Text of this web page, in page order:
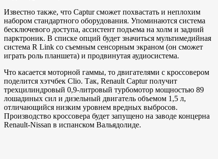
Известно также, что Captur сможет похвастать и неплохим
набором стандартного оборудования. Упоминаются система
бесключевого доступа, ассистент подъема на холм и задний
парктроник. В списке опций будет значиться мультимедийная
система R Link со съемным сенсорным экраном (он сможет
играть роль планшета) и продвинутая аудиосистема.
Что касается моторной гаммы, то двигателями с кроссовером
поделится хэтчбек Clio. Так, Renault Captur получит
трехцилиндровый 0,9-литровый турбомотор мощностью 89
лошадиных сил и дизельный двигатель объемом 1,5 л,
отличающийся низким уровнем вредных выбросов.
Производство кроссовера будет запущено на заводе концерна
Renault-Nissan в испанском Вальядолиде.